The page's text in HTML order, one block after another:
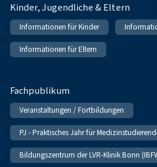
Kinder, Jugendliche & Eltern
Informationen für Kinder
Informationen für Eltern
Fachpublikum
Veranstaltungen / Fortbildungen
PJ - Praktisches Jahr für
Bildungszentrum der LVR-Klinik Bonn